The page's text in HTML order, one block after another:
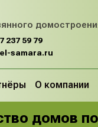
237 59 79
samara.ru
О компании
домов